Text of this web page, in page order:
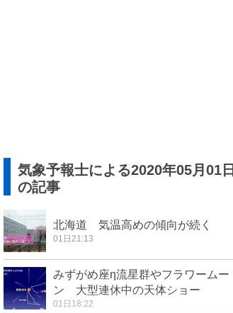
気象予報士による2020年05月01日
の記事
北海道 気温高めの傾向が続く
01日21:13
みずがめ座η流星群やフラワームー
ン 大型連休中の天体ショー
01日18:22